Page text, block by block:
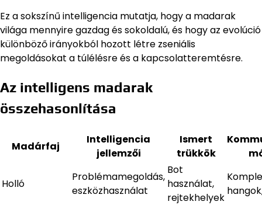
Ez a sokszínű intelligencia mutatja, hogy a madarak
világa mennyire gazdag és sokoldalú, és hogy az evolúció
különböző irányokból hozott létre zseniális
megoldásokat a túlélésre és a kapcsolatteremtésre.
Az intelligens madarak
összehasonlítása
Madárfaj
Intelligencia
jellemzői
Ismert
trükkök
Holló
Problémamegoldás,
eszközhasználat
Bot
használat,
rejtekhelyek